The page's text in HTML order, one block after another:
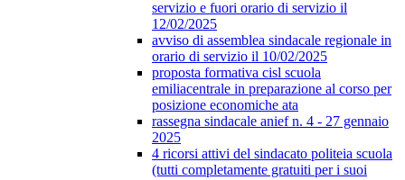
servizio e fuori orario di servizio il
12/02/2025
avviso di assemblea sindacale regionale in
orario di servizio il 10/02/2025
proposta formativa cisl scuola
emiliacentrale in preparazione al corso per
posizione economiche ata
rassegna sindacale anief n. 4 - 27 gennaio
2025
4 ricorsi attivi del sindacato politeia scuola
(tutti completamente gratuiti per i suoi